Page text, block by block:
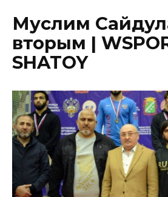
Муслим
вторым |
SHATOY